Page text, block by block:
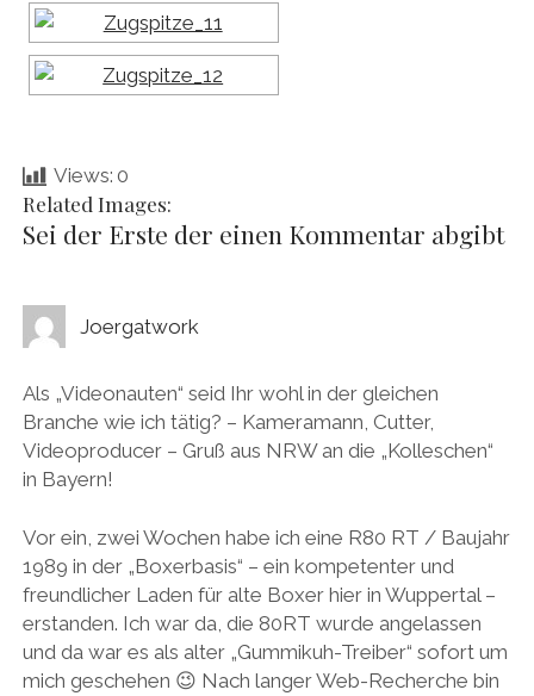
Views: 0
Related Images:
Sei der Erste der einen Kommentar abgibt
Joergatwork
Als „Videonauten“ seid Ihr wohl in der gleichen
Branche wie ich tätig? – Kameramann, Cutter,
Videoproducer – Gruß aus NRW an die „Kolleschen“
in Bayern!
Vor ein, zwei Wochen habe ich eine R80 RT / Baujahr
1989 in der „Boxerbasis“ – ein kompetenter und
freundlicher Laden für alte Boxer hier in Wuppertal –
erstanden. Ich war da, die 80RT wurde angelassen
und da war es als alter „Gummikuh-Treiber“ sofort um
mich geschehen 😉 Nach langer Web-Recherche bin